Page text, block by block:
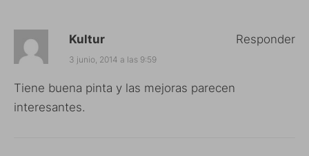
Kultur
3 junio, 2014 a las 9:59
Tiene buena pinta y las mejoras parecen
interesantes.
Responder